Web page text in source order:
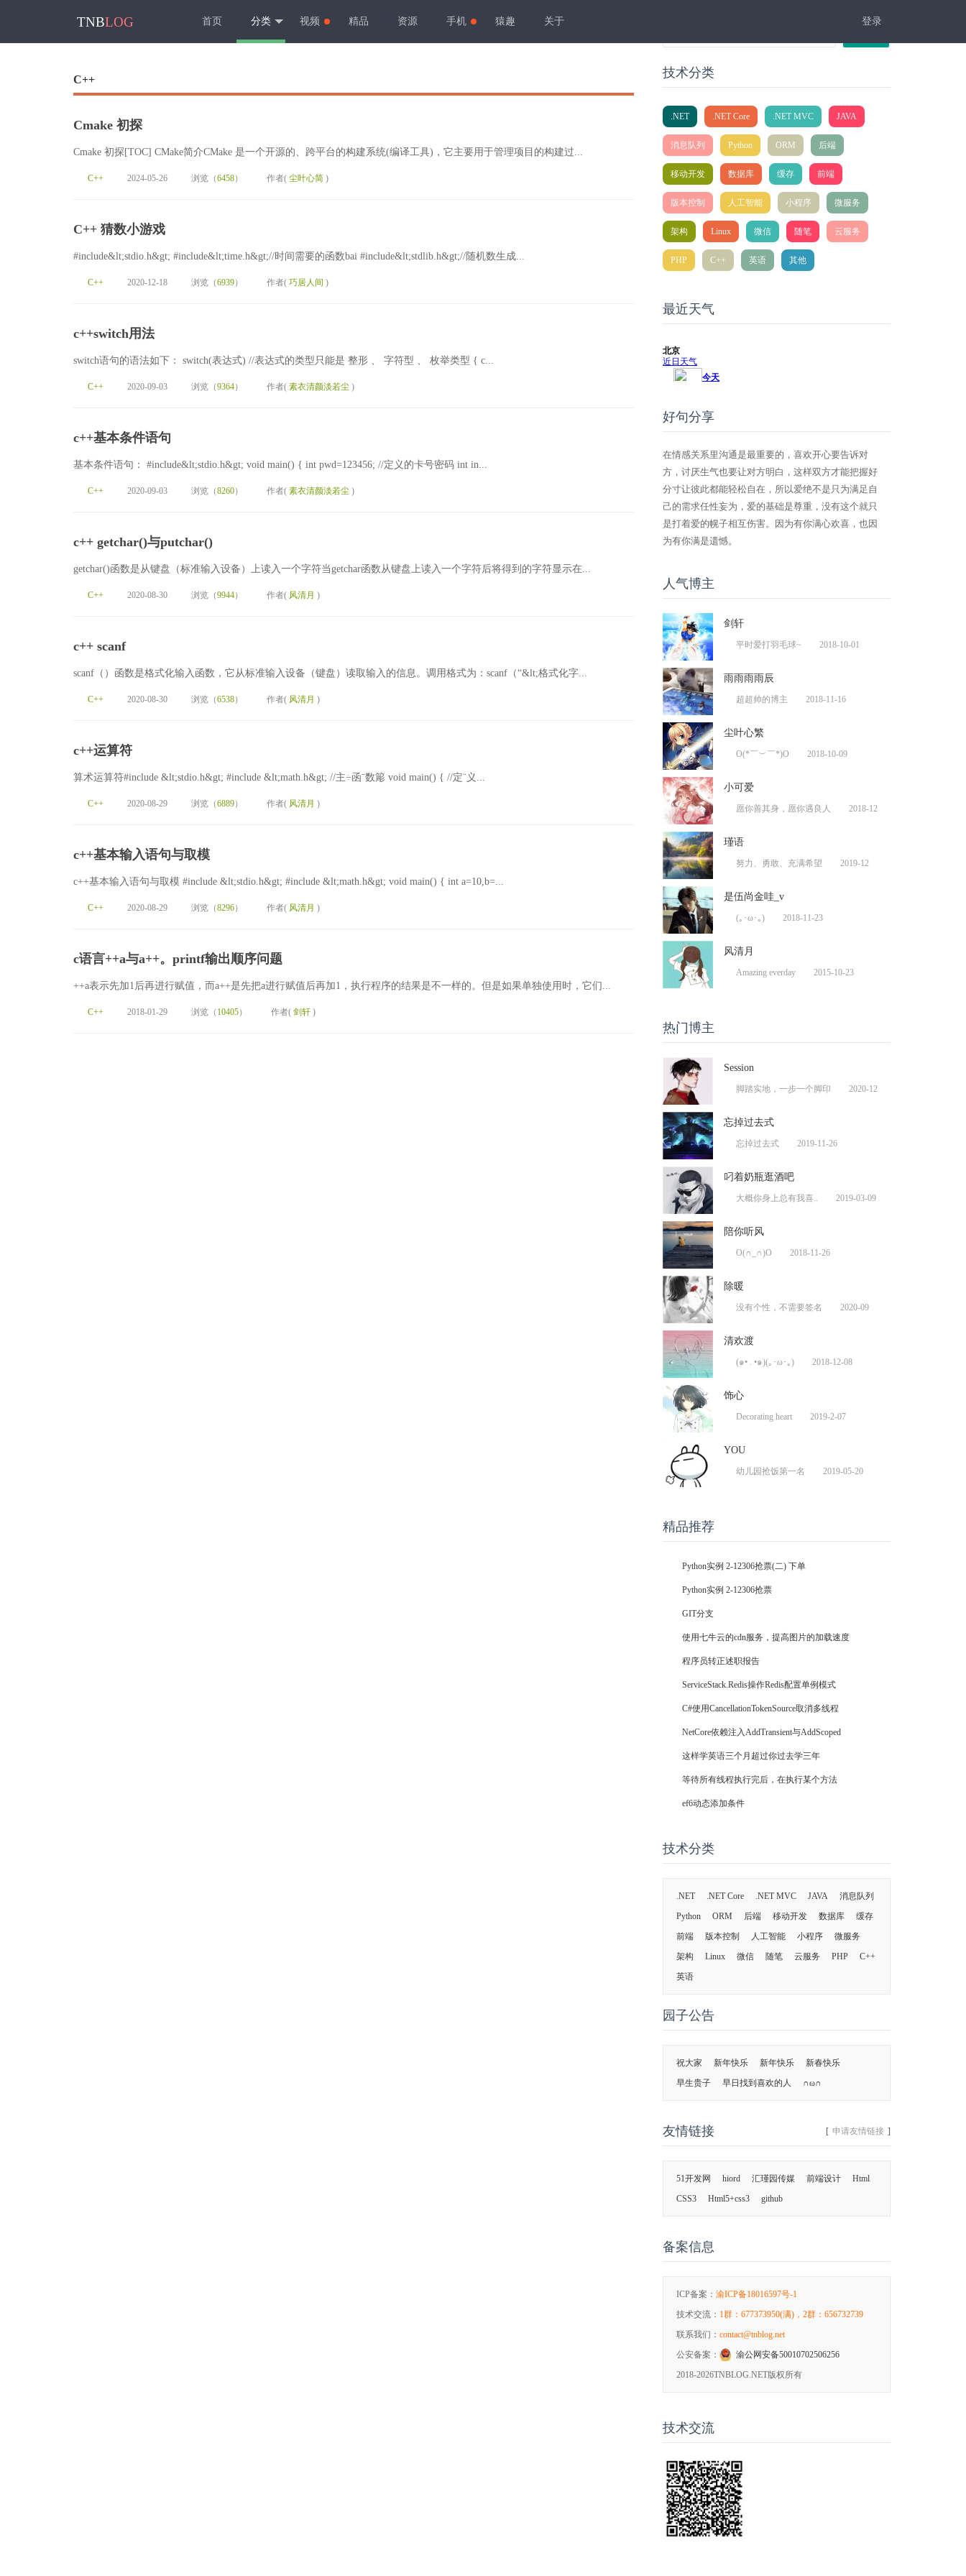
TNBLOG 首页 分类 视频 精品 资源 手机 猿趣 关于 登录
C++
Cmake 初探
Cmake 初探[TOC] CMake简介CMake 是一个开源的、跨平台的构建系统(编译工具)，它主要用于管理项目的构建过...
C++ 2024-05-26 浏览（6458） 作者( 尘叶心简 )
C++ 猜数小游戏
#include&lt;stdio.h&gt; #include&lt;time.h&gt;//时间需要的函数bai #include&lt;stdlib.h&gt;//随机数生成...
C++ 2020-12-18 浏览（6939） 作者( 巧居人间 )
c++switch用法
switch语句的语法如下： switch(表达式) //表达式的类型只能是 整形 、 字符型 、 枚举类型 { c...
C++ 2020-09-03 浏览（9364） 作者( 素衣清颜淡若尘 )
c++基本条件语句
基本条件语句： #include&lt;stdio.h&gt; void main() { int pwd=123456; //定义的卡号密码 int in...
C++ 2020-09-03 浏览（8260） 作者( 素衣清颜淡若尘 )
c++ getchar()与putchar()
getchar()函数是从键盘（标准输入设备）上读入一个字符当getchar函数从键盘上读入一个字符后将得到的字符显示在...
C++ 2020-08-30 浏览（9944） 作者( 风清月 )
c++ scanf
scanf（）函数是格式化输入函数，它从标准输入设备（键盘）读取输入的信息。调用格式为：scanf（“&lt;格式化字...
C++ 2020-08-30 浏览（6538） 作者( 风清月 )
c++运算符
算术运算符#include &lt;stdio.h&gt; #include &lt;math.h&gt; //主÷函ˉ数簓 void main() { //定¨义...
C++ 2020-08-29 浏览（6889） 作者( 风清月 )
c++基本输入语句与取模
c++基本输入语句与取模 #include &lt;stdio.h&gt; #include &lt;math.h&gt; void main() { int a=10,b=...
C++ 2020-08-29 浏览（8296） 作者( 风清月 )
c语言++a与a++。printf输出顺序问题
++a表示先加1后再进行赋值，而a++是先把a进行赋值后再加1，执行程序的结果是不一样的。但是如果单独使用时，它们...
C++ 2018-01-29 浏览（ 10405） 作者( 剑轩 )
技术分类
.NET .NET Core .NET MVC JAVA
消息队列 Python ORM 后端
移动开发 数据库 缓存 前端
版本控制 人工智能 小程序 微服务
架构 Linux 微信 随笔 云服务
PHP C++ 英语 其他
最近天气
好句分享
在情感关系里沟通是最重要的，喜欢开心要告诉对
方，讨厌生气也要让对方明白，这样双方才能把握好
分寸让彼此都能轻松自在，所以爱绝不是只为满足自
己的需求任性妄为，爱的基础是尊重，没有这个就只
是打着爱的幌子相互伤害。因为有你满心欢喜，也因
为有你满是遗憾。
人气博主
剑轩
平时爱打羽毛球~ 2018-10-01
雨雨雨雨辰
超超帅的博主 2018-11-16
尘叶心繁
O(*￣︶￣*)O 2018-10-09
小可爱
愿你善其身，愿你遇良人 2018-12
瑾语
努力、勇敢、充满希望 2019-12
是伍尚金哇_v
(｡･ω･｡) 2018-11-23
风清月
Amazing everday 2015-10-23
热门博主
Session
脚踏实地，一步一个脚印 2020-12
忘掉过去式
忘掉过去式 2019-11-26
叼着奶瓶逛酒吧
大概你身上总有我喜.. 2019-03-09
陪你听风
O(∩_∩)O 2018-11-26
除暖
没有个性，不需要签名 2020-09
清欢渡
(๑• . •๑)(｡･ω･｡) 2018-12-08
饰心
Decorating heart 2019-2-07
YOU
幼儿园抢饭第一名 2019-05-20
精品推荐
Python实例 2-12306抢票(二) 下单
Python实例 2-12306抢票
GIT分支
使用七牛云的cdn服务，提高图片的加载速度
程序员转正述职报告
ServiceStack.Redis操作Redis配置单例模式
C#使用CancellationTokenSource取消多线程
NetCore依赖注入AddTransient与AddScoped
这样学英语三个月超过你过去学三年
等待所有线程执行完后，在执行某个方法
ef6动态添加条件
技术分类
.NET .NET Core .NET MVC JAVA
消息队列
Python
ORM 后端 移动开发 数据库
缓存
前端
版本控制 人工智能 小程序
微服务
架构
Linux 微信 随笔 云服务 PHP
C++
英语
园子公告
祝大家 新年快乐 新年快乐
新春快乐
早生贵子
早日找到喜欢的人 ∩ω∩
[ 申请友情链接 ]
友情链接
51开发网 hiord 汇瑾园传媒 前端设计
Html
CSS3
Html5+css3 github
备案信息
ICP备案：渝ICP备18016597号-1
技术交流： 1群：677373950(满)，2群：656732739
联系我们：contact@tnblog.net
公安备案：
渝公网安备50010702506256
2018-2026TNBLOG.NET版权所有
技术交流